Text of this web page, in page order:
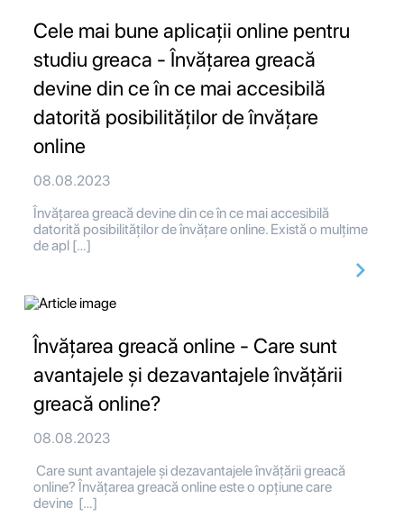
Cele mai bune aplicații online pentru
studiu greaca - Învățarea greacă
devine din ce în ce mai accesibilă
datorită posibilităților de învățare
online
08.08.2023
Învățarea greacă devine din ce în ce mai accesibilă
datorită posibilităților de învățare online. Există o mulțime
de apl […]
Învățarea greacă online - Care sunt
avantajele și dezavantajele învățării
greacă online?
08.08.2023
Care sunt avantajele și dezavantajele învățării greacă
online? Învățarea greacă online este o opțiune care
devine […]